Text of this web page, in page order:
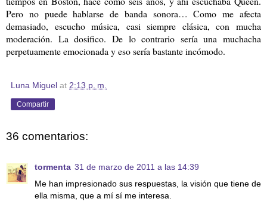
Pero no puede hablarse de banda sonora… Como me afecta
demasiado, escucho música, casi siempre clásica, con mucha
moderación. La dosifico. De lo contrario sería una muchacha
perpetuamente emocionada y eso sería bastante incómodo.
Luna Miguel at 2:13 p. m.
Compartir
36 comentarios:
tormenta 31 de marzo de 2011 a las 14:39
Me han impresionado sus respuestas, la visión que tiene de
ella misma, que a mí sí me interesa.